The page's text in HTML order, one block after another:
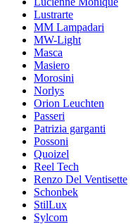
Lustrarte
MM Lampadari
MW-Light
Masca
Masiero
Morosini
Norlys
Orion Leuchten
Passeri
Patrizia garganti
Possoni
Quoizel
Reel Tech
Renzo Del Ventisette
Schonbek
StilLux
Sylcom